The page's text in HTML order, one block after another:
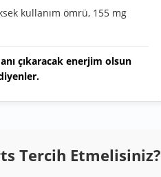
kullanım ömrü, 155 mg
çıkaracak enerjim olsun
Tercih Etmelisiniz?